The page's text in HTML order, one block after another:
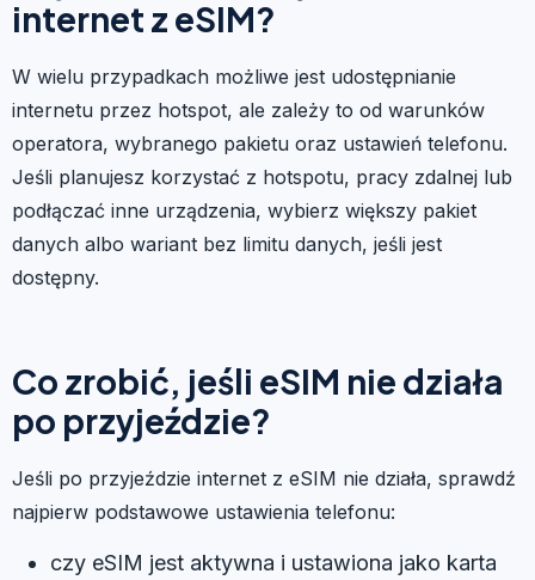
internet z eSIM?
W wielu przypadkach możliwe jest udostępnianie
internetu przez hotspot, ale zależy to od warunków
operatora, wybranego pakietu oraz ustawień telefonu.
Jeśli planujesz korzystać z hotspotu, pracy zdalnej lub
podłączać inne urządzenia, wybierz większy pakiet
danych albo wariant bez limitu danych, jeśli jest
dostępny.
Co zrobić, jeśli eSIM nie działa
po przyjeździe?
Jeśli po przyjeździe internet z eSIM nie działa, sprawdź
najpierw podstawowe ustawienia telefonu:
czy eSIM jest aktywna i ustawiona jako karta